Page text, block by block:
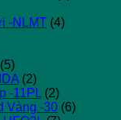
-NLMT (4)
(5)
(2)
-11PL (2)
Vàng -30 (6)